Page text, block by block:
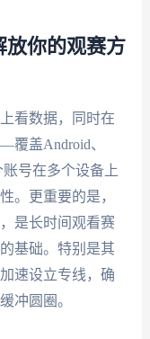
放你的观赛方
看数据，同时在
盖Android、
账号在多个设备上
。更重要的是，
是长时间观看赛
基础。特别是其
速设立专线，确
冲圆圈。